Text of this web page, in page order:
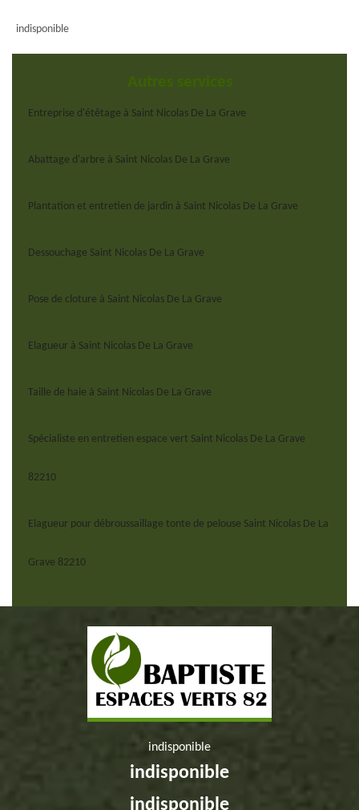
indisponible
Autres services
Entreprise d'étêtage à Saint Nicolas De La Grave
Abattage d'arbre à Saint Nicolas De La Grave
Plantation et entretien de jardin à Saint Nicolas De La Grave
Dessouchage Saint Nicolas De La Grave
Pose de cloture à Saint Nicolas De La Grave
Elagueur à Saint Nicolas De La Grave
Taille de haie à Saint Nicolas De La Grave
Spécialiste en entretien espace vert Saint Nicolas De La Grave
82210
Elagueur pour débroussaillage tonte de pelouse Saint Nicolas De La
Grave 82210
indisponible
indisponible
indisponible